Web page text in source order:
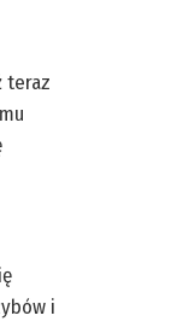
teraz
i